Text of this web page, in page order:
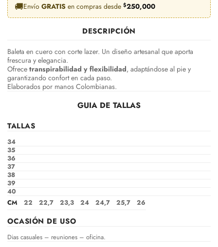
🚚Envío GRATIS en compras desde $250,000
DESCRIPCIÓN
Baleta en cuero con corte lazer. Un diseño artesanal que aporta
frescura y elegancia.
Ofrece transpirabilidad y flexibilidad, adaptándose al pie y
garantizando confort en cada paso.
Elaborados por manos Colombianas.
GUIA DE TALLAS
TALLAS
34
35
36
37
38
39
40
CM
22 22,7 23,3 24 24,7 25,7 26
OCASIÓN DE USO
Dias casuales – reuniones – oficina.